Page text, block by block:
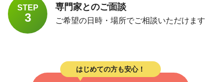
STEP
3
専門家とのご面談
ご希望の日時・場所でご相談いただけます
はじめての方も安心！